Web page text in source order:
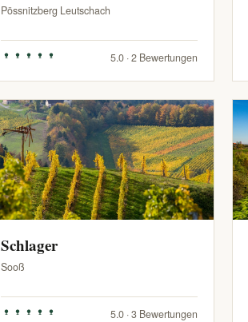
Pössnitzberg Leutschach
5.0 · 2 Bewertungen
Schlager
Sooß
5.0 · 3 Bewertungen